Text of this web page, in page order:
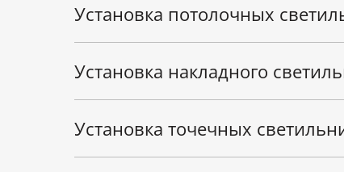
Установка потолочных
Установка накладного
Установка точечных